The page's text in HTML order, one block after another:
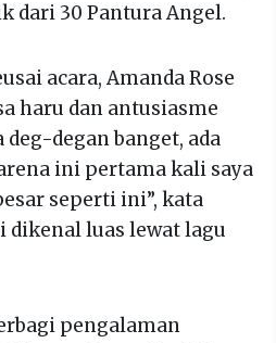
dari 30 Pantura Angel.
acara, Amanda Rose
haru dan antusiasme
deg-degan banget, ada
ini pertama kali saya
seperti ini”, kata
dikenal luas lewat lagu
pengalaman